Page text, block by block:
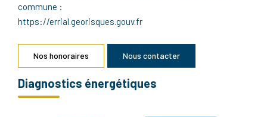
commune :
https://errial.georisques.gouv.fr
Nos honoraires Nous contacter
Diagnostics énergétiques